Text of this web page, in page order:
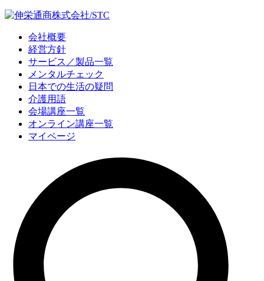
会社概要
経営方針
サービス／製品一覧
メンタルチェック
日本での生活の疑問
介護用語
会場講座一覧
オンライン講座一覧
マイページ